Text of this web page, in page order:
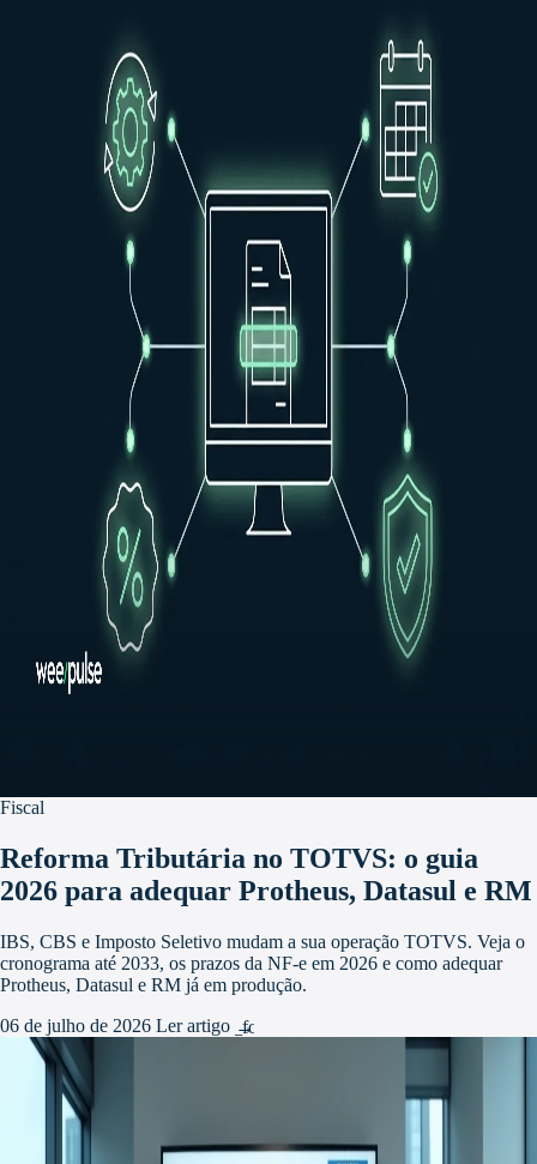
Fiscal
Reforma Tributária no TOTVS: o guia
2026 para adequar Protheus, Datasul e RM
IBS, CBS e Imposto Seletivo mudam a sua operação TOTVS. Veja o
cronograma até 2033, os prazos da NF-e em 2026 e como adequar
Protheus, Datasul e RM já em produção.
06 de julho de 2026 Ler artigo
arrow_forward